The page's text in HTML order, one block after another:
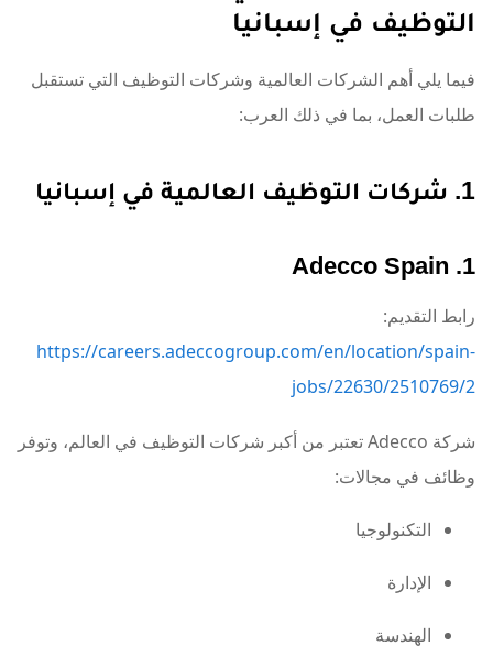
التوظيف في إسبانيا
فيما يلي أهم الشركات العالمية وشركات التوظيف التي تستقبل
طلبات العمل، بما في ذلك العرب:
1. شركات التوظيف العالمية في إسبانيا
1. Adecco Spain
رابط التقديم:
https://careers.adeccogroup.com/en/location/spain-
jobs/22630/2510769/2
شركة Adecco تعتبر من أكبر شركات التوظيف في العالم، وتوفر
وظائف في مجالات:
التكنولوجيا
الإدارة
الهندسة